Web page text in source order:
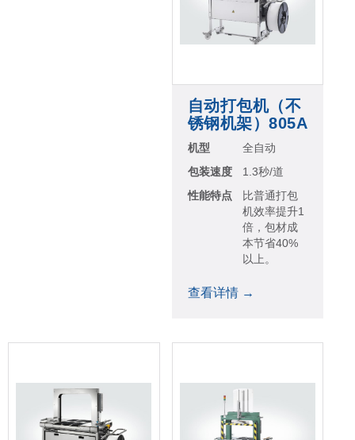
自动打包机（不
锈钢机架）805A
机型
全自动
包装速度
1.3秒/道
性能特点
比普通打包
机效率提升1
倍，包材成
本节省40%
以上。
查看详情 →